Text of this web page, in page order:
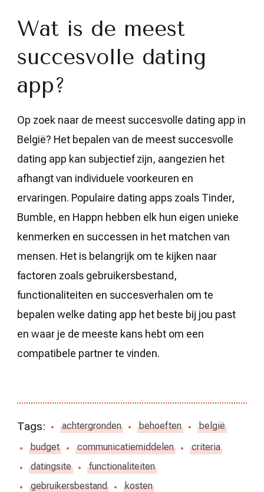
Wat is de meest
succesvolle dating
app?
Op zoek naar de meest succesvolle dating app in
België? Het bepalen van de meest succesvolle
dating app kan subjectief zijn, aangezien het
afhangt van individuele voorkeuren en
ervaringen. Populaire dating apps zoals Tinder,
Bumble, en Happn hebben elk hun eigen unieke
kenmerken en successen in het matchen van
mensen. Het is belangrijk om te kijken naar
factoren zoals gebruikersbestand,
functionaliteiten en succesverhalen om te
bepalen welke dating app het beste bij jou past
en waar je de meeste kans hebt om een
compatibele partner te vinden.
Tags: achtergronden behoeften
belgië
budget
communicatiemiddelen
criteria
datingsite
functionaliteiten
gebruikersbestand
kosten